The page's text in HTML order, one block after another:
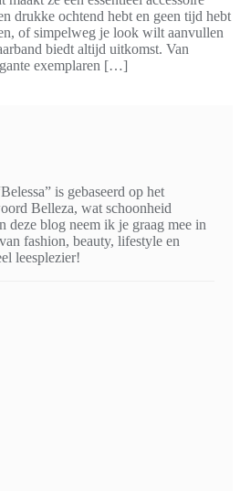
drukke ochtend hebt en geen tijd hebt
of simpelweg je look wilt aanvullen
biedt altijd uitkomst. Van
exemplaren […]
is gebaseerd op het
Belleza, wat schoonheid
deze blog neem ik je graag mee in
fashion, beauty, lifestyle en
leesplezier!